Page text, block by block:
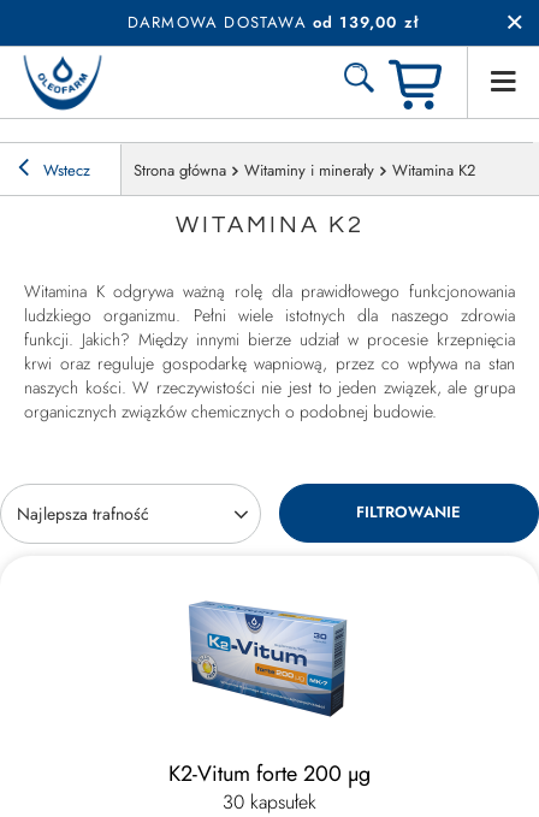
DARMOWA DOSTAWA od 139,00 zł
Wstecz Strona główna Witaminy i minerały Witamina K2
WITAMINA K2
Witamina K odgrywa ważną rolę dla prawidłowego funkcjonowania
ludzkiego organizmu. Pełni wiele istotnych dla naszego zdrowia
funkcji. Jakich? Między innymi bierze udział w procesie krzepnięcia
krwi oraz reguluje gospodarkę wapniową, przez co wpływa na stan
naszych kości. W rzeczywistości nie jest to jeden związek, ale grupa
organicznych związków chemicznych o podobnej budowie.
Zmień sortowanie
Najlepsza trafność FILTROWANIE
K2-Vitum forte 200 μg
30 kapsułek